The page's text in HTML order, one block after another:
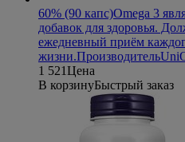
60% (90 капс)Omega 3
добавок для здоровья.
ежедневный приём
жизни.Производитель
1 521Цена
В корзинуБыстрый заказ